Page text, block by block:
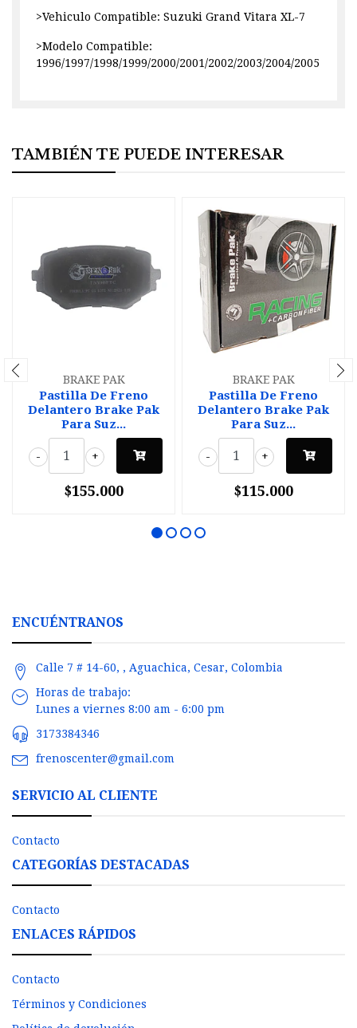
>Vehiculo Compatible: Suzuki Grand Vitara XL-7
>Modelo Compatible:
1996/1997/1998/1999/2000/2001/2002/2003/2004/2005
TAMBIÉN TE PUEDE INTERESAR
BRAKE PAK
Pastilla De Freno
Delantero Brake Pak
Para Suz...
+
-
$155.000
BRAKE PAK
Pastilla De Freno
Delantero Brake Pak
Para Suz...
+
-
$115.000
ENCUÉNTRANOS
Calle 7 # 14-60, , Aguachica, Cesar, Colombia
Horas de trabajo:
Lunes a viernes 8:00 am - 6:00 pm
3173384346
frenoscenter@gmail.com
SERVICIO AL CLIENTE
Contacto
CATEGORÍAS DESTACADAS
Contacto
ENLACES RÁPIDOS
Contacto
Términos y Condiciones